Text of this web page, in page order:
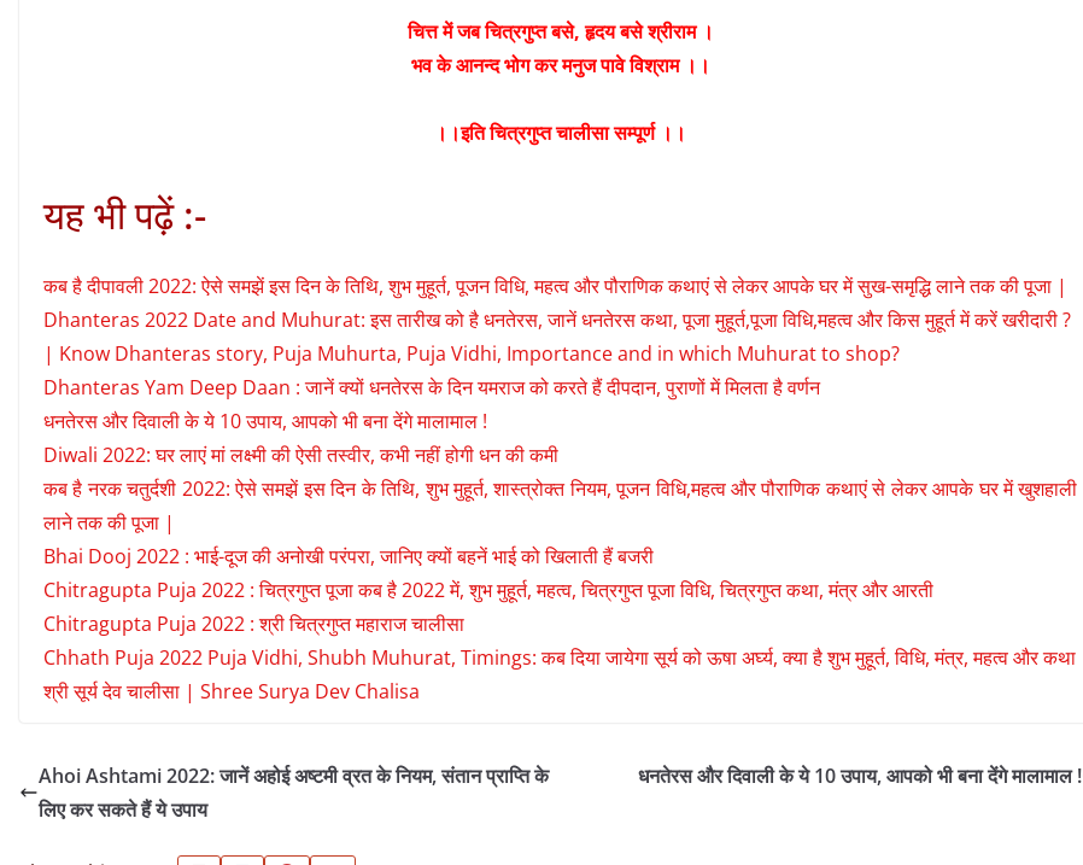
चित्त में जब चित्रगुप्त बसे, हृदय बसे श्रीराम ।
भव के आनन्द भोग कर मनुज पावे विश्राम ।।
।।इति चित्रगुप्त चालीसा सम्पूर्ण ।।
यह भी पढ़ें :-
कब है दीपावली 2022: ऐसे समझें इस दिन के तिथि, शुभ मुहूर्त, पूजन विधि, महत्व और पौराणिक कथाएं से लेकर आपके घर में सुख-समृद्धि लाने तक की पूजा |
Dhanteras 2022 Date and Muhurat: इस तारीख को है धनतेरस, जानें धनतेरस कथा, पूजा मुहूर्त,पूजा विधि,महत्व और किस मुहूर्त में करें खरीदारी ?
| Know Dhanteras story, Puja Muhurta, Puja Vidhi, Importance and in which Muhurat to shop?
Dhanteras Yam Deep Daan : जानें क्‍यों धनतेरस के दिन यमराज को करते हैं दीपदान, पुराणों में म‍िलता है वर्णन
धनतेरस और दिवाली के ये 10 उपाय, आपको भी बना देंगे मालामाल !
Diwali 2022: घर लाएं मां लक्ष्मी की ऐसी तस्वीर, कभी नहीं होगी धन की कमी
कब है नरक चतुर्दशी 2022: ऐसे समझें इस दिन के तिथि, शुभ मुहूर्त, शास्त्रोक्त नियम, पूजन विधि,महत्व और पौराणिक कथाएं से लेकर आपके घर में खुशहाली
लाने तक की पूजा |
Bhai Dooj 2022 : भाई-दूज की अनोखी परंपरा, जानिए क्यों बहनें भाई को खिलाती हैं बजरी
Chitragupta Puja 2022 : चित्रगुप्त पूजा कब है 2022 में, शुभ मुहूर्त, महत्व, चित्रगुप्त पूजा विधि, चित्रगुप्त कथा, मंत्र और आरती
Chitragupta Puja 2022 : श्री चित्रगुप्त महाराज चालीसा
Chhath Puja 2022 Puja Vidhi, Shubh Muhurat, Timings: कब दिया जायेगा सूर्य को ऊषा अर्घ्य, क्या है शुभ मुहूर्त, विधि, मंत्र, महत्व और कथा
श्री सूर्य देव चालीसा | Shree Surya Dev Chalisa
Ahoi Ashtami 2022: जानें अहोई अष्टमी व्रत के नियम, संतान प्राप्ति के
लिए कर सकते हैं ये उपाय
धनतेरस और दिवाली के ये 10 उपाय, आपको भी बना देंगे मालामाल !